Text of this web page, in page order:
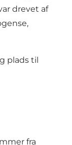
drevet af
plads til
fra